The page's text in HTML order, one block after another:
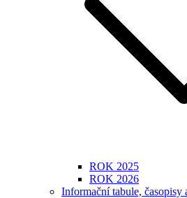
ROK 2025
ROK 2026
Informační tabule, časopisy